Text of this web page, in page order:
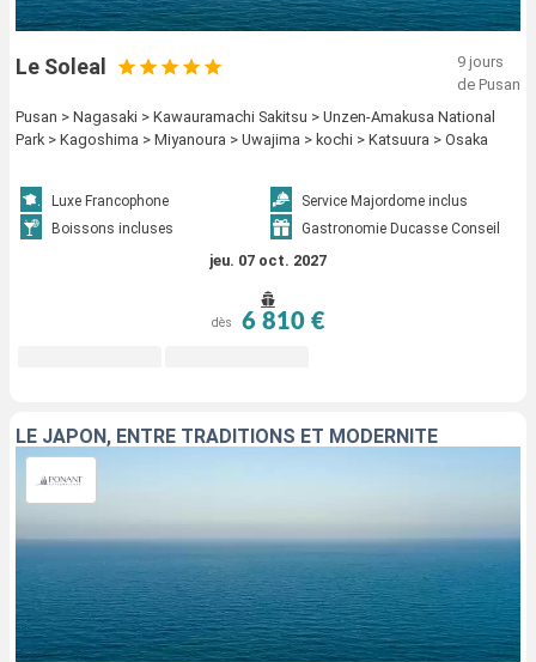
Le Soleal
9 jours
de Pusan
Pusan > Nagasaki > Kawauramachi Sakitsu > Unzen-Amakusa National
Park > Kagoshima > Miyanoura > Uwajima > kochi > Katsuura > Osaka
Luxe Francophone
Service Majordome inclus
Boissons incluses
Gastronomie Ducasse Conseil
jeu. 07 oct. 2027
dès 6 810 €
LE JAPON, ENTRE TRADITIONS ET MODERNITÉ